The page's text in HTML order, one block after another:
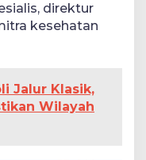
direktur
kesehatan
Jalur Klasik,
Wilayah